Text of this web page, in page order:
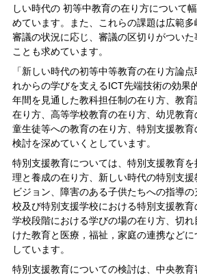
しい時代の 初等中教育の在り方について
めています。また、これらの課題は広範多
審議の状況に応じ、審議の区切りがつい
ことも求めています。
「新しい時代の初等中等教育の在り方論
れからの学びを支えるICT先端技術の効果
年間を見通した教科担任制の在り方、教
在り方、高等学校教育の在り方、幼児教
童生徒等への教育の在り方、特別支援教
検討を深めていくとしています。
特別支援教育については、特別支援教育
理と養成の在り方、新しい時代の特別支援
ビジョン、障害のある子供たちへの指導
校及び特別支援学校における特別支援教
学校段階における学びの場の在り方、切
けた教育と医療，福祉，家庭の連携など
しています。
特別支援教育についての検討は、中央教